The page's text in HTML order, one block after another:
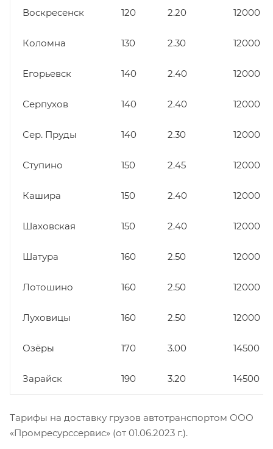
Воскресенск 120 2.20 12000
Коломна 130 2.30 12000
Егорьевск 140 2.40 12000
Серпухов 140 2.40 12000
Сер. Пруды 140 2.30 12000
Ступино 150 2.45 12000
Кашира 150 2.40 12000
Шаховская 150 2.40 12000
Шатура 160 2.50 12000
Лотошино 160 2.50 12000
Луховицы 160 2.50 12000
Озёры 170 3.00 14500
Зарайск 190 3.20 14500
Тарифы на доставку грузов автотранспортом ООО
«Промресурссервис» (от 01.06.2023 г.).